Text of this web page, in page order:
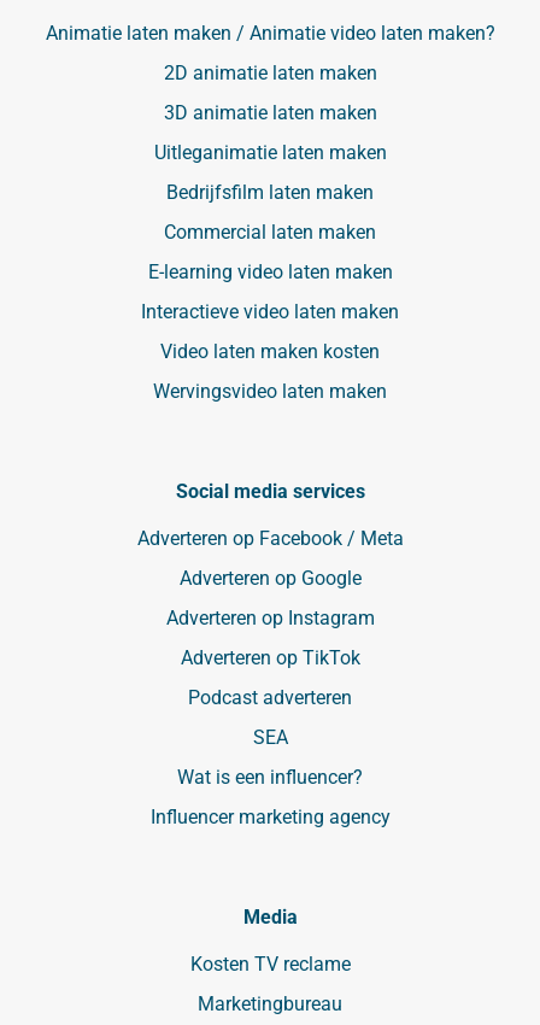
Animatie laten maken / Animatie video laten maken?
2D animatie laten maken
3D animatie laten maken
Uitleganimatie laten maken
Bedrijfsfilm laten maken
Commercial laten maken
E-learning video laten maken
Interactieve video laten maken
Video laten maken kosten
Wervingsvideo laten maken
Social media services
Adverteren op Facebook / Meta
Adverteren op Google
Adverteren op Instagram
Adverteren op TikTok
Podcast adverteren
SEA
Wat is een influencer?
Influencer marketing agency
Media
Kosten TV reclame
Marketingbureau